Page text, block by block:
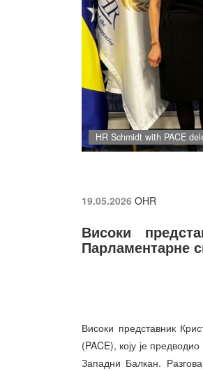
HR Schmidt with PACE
19.05.2026 OHR
Високи
Парламентарне
Високи представник
(PACE), коју је
Западни Балкан.